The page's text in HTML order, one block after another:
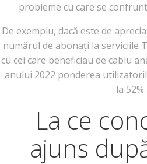
probleme cu care se
De exemplu, dacă este de
numărul de abonați la serviciile
cu cei care beneficiau de cablu
anului 2022 ponderea
la 52%.
La ce
ajuns